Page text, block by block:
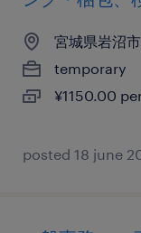
宮城県岩沼
temporary
¥1150.00
posted 18 june